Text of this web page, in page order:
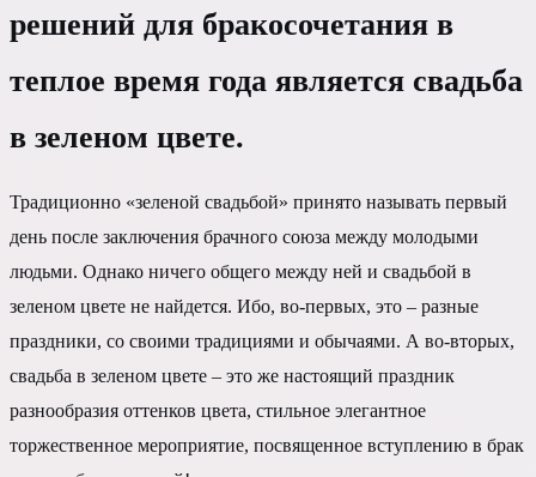
решений для бракосочетания в
теплое время года является свадьба
в зеленом цвете.
Традиционно «зеленой свадьбой» принято называть первый
день после заключения брачного союза между молодыми
людьми. Однако ничего общего между ней и свадьбой в
зеленом цвете не найдется. Ибо, во-первых, это – разные
праздники, со своими традициями и обычаями. А во-вторых,
свадьба в зеленом цвете – это же настоящий праздник
разнообразия оттенков цвета, стильное элегантное
торжественное мероприятие, посвященное вступлению в брак